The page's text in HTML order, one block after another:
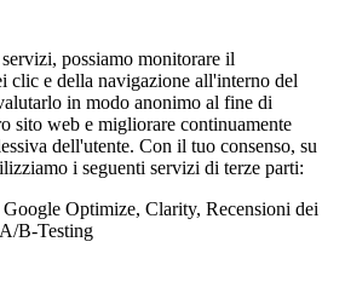
possiamo monitorare il
clic e della navigazione all'interno del
in modo anonimo al fine di
sito web e migliorare continuamente
dell'utente. Con il tuo consenso, su
i seguenti servizi di terze parti:
Optimize, Clarity, Recensioni dei
B-Testing